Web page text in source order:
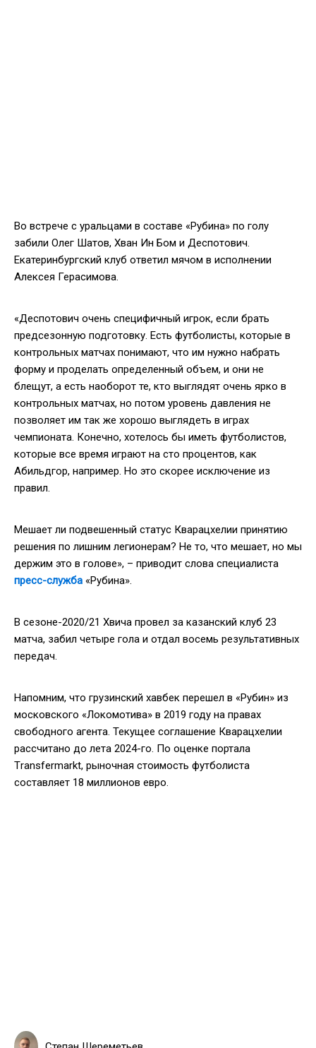
Во встрече с уральцами в составе «Рубина» по голу
забили Олег Шатов, Хван Ин Бом и Деспотович.
Екатеринбургский клуб ответил мячом в исполнении
Алексея Герасимова.
«Деспотович очень специфичный игрок, если брать
предсезонную подготовку. Есть футболисты, которые в
контрольных матчах понимают, что им нужно набрать
форму и проделать определенный объем, и они не
блещут, а есть наоборот те, кто выглядят очень ярко в
контрольных матчах, но потом уровень давления не
позволяет им так же хорошо выглядеть в играх
чемпионата. Конечно, хотелось бы иметь футболистов,
которые все время играют на сто процентов, как
Абильдгор, например. Но это скорее исключение из
правил.
Мешает ли подвешенный статус Кварацхелии принятию
решения по лишним легионерам? Не то, что мешает, но мы
держим это в голове», – приводит слова специалиста
пресс-служба «Рубина».
В сезоне-2020/21 Хвича провел за казанский клуб 23
матча, забил четыре гола и отдал восемь результативных
передач.
Напомним, что грузинский хавбек перешел в «Рубин» из
московского «Локомотива» в 2019 году на правах
свободного агента. Текущее соглашение Кварацхелии
рассчитано до лета 2024-го. По оценке портала
Тransfermarkt, рыночная стоимость футболиста
составляет 18 миллионов евро.